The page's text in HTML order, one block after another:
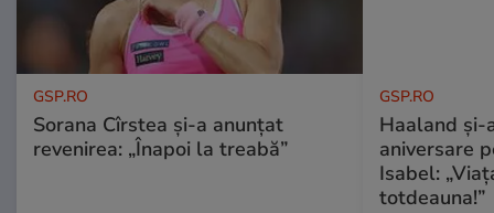
GSP.RO
Sorana Cîrstea și-a anunțat
revenirea: „Înapoi la treabă”
GSP.RO
Haaland
aniversare
Isabel:
totdeauna!”